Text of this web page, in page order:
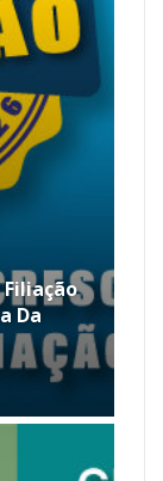
Filiação
Da